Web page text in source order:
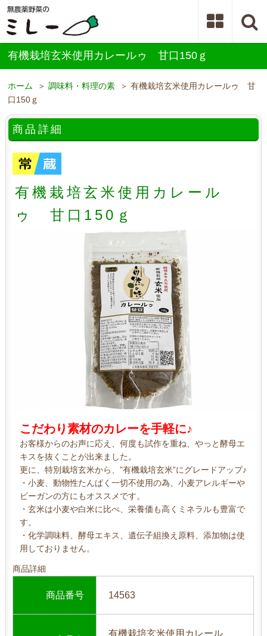
有機栽培玄米使用カレールゥ 甘口150ｇ
ホーム ＞調味料・料理の素 ＞ 有機栽培玄米使用カレールゥ 甘
口150ｇ
商品詳細
有機栽培玄米使用カレール
ゥ 甘口150ｇ
こだわり素材のカレーを手軽に♪
お客様からのお声に応え、何度も試作を重ね、やっと酵母エ
キスを抜くことが出来ました。
更に、特別栽培玄米から、”有機栽培玄米”にグレードアップ♪
・小麦、動物性たんぱく一切不使用の為、小麦アレルギーや
ビーガンの方にもオススメです。
・玄米は小麦や白米に比べ、栄養価も高くミネラルも豊富で
す。
・化学調味料、酵母エキス、遺伝子組換え原料、添加物は使
用しておりません。
商品詳細
商品番号 14563
有機栽培玄米使用カレール